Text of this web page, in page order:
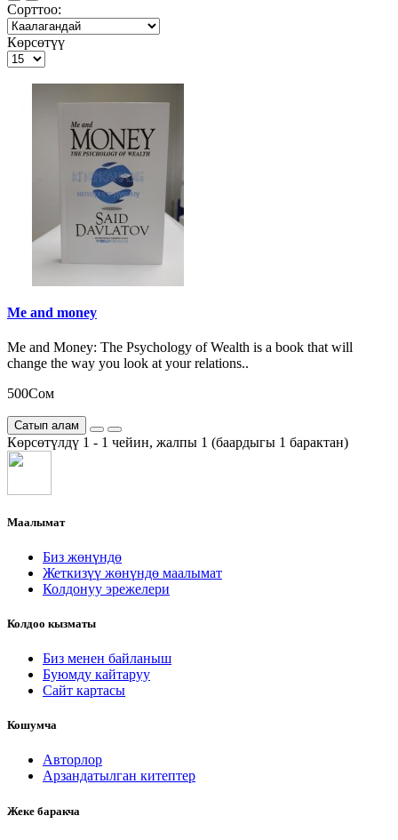
Сорттоо:
Көрсөтүү
Me and money
Me and Money: The Psychology of Wealth is a book that will
change the way you look at your relations..
500Сом
Сатып алам
Көрсөтүлдү 1 - 1 чейин, жалпы 1 (баардыгы 1 барактан)
Маалымат
Биз жөнүндө
Жеткизүү жөнүндө маалымат
Колдонуу эрежелери
Колдоо кызматы
Биз менен байланыш
Буюмду кайтаруу
Сайт картасы
Кошумча
Авторлор
Арзандатылган китептер
Жеке баракча